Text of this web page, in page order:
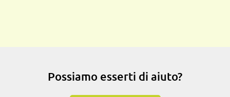
Possiamo esserti di aiuto?